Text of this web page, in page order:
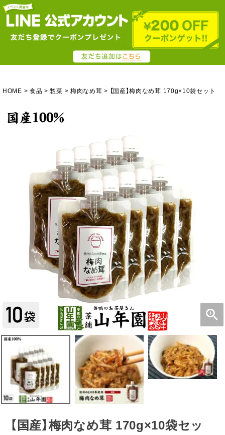
HOME 食品 惣菜 梅肉なめ茸 【国産】梅肉なめ茸 170g×10袋セット
【国産】梅肉なめ茸 170g×10袋セッ